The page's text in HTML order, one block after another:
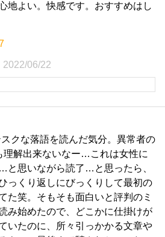
地よい。快感です。おすすめはし
2022/06/22
クな落語を読んだ気分。異常者の
理解出来ないなー…これは女性に
と思いながら読了…と思ったら、
っくり返しにびっくりして最初の
た笑。そもそも面白いと評判のミ
み始めたので、どこかに仕掛けが
いたのに、所々引っかかる文章や